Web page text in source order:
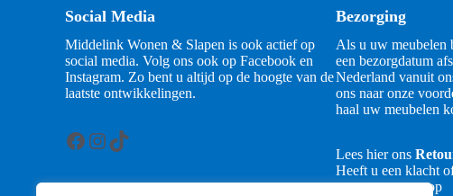
Social Media
Middelink Wonen & Slapen is ook actief op
social media. Volg ons ook op Facebook en
Instagram. Zo bent u altijd op de hoogte van de
laatste ontwikkelingen.
Facebook
Instagram
TikTok
Bezorging
Als u uw meubelen
een bezorgdatum
Nederland vanuit
ons naar onze
haal uw meubelen
Lees hier ons
Heeft u een klacht
contact met ons op